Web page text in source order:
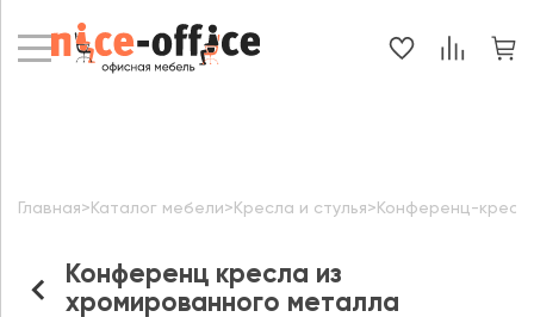
Конференц кресла из
хромированного металла
Главная> Каталог мебели> Кресла и стулья> Конференц-